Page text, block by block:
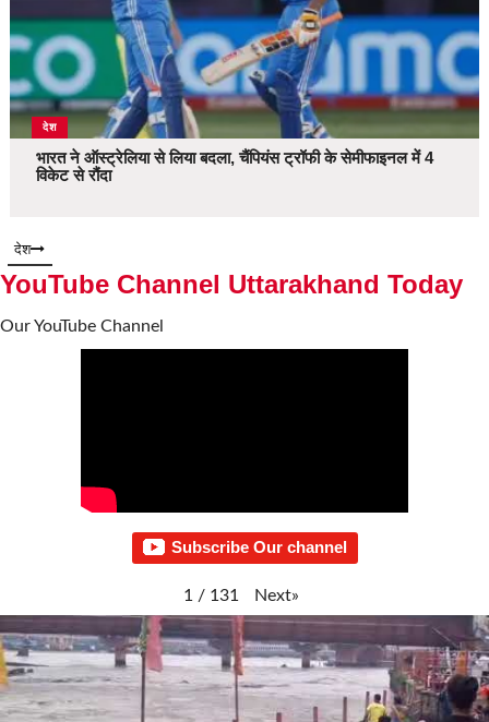
देश
भारत ने ऑस्ट्रेलिया से लिया बदला, चैंपियंस ट्रॉफी के सेमीफाइनल में 4
विकेट से रौंदा
देश
YouTube Channel Uttarakhand Today
Our YouTube Channel
Subscribe Our channel
1 / 131 Next»